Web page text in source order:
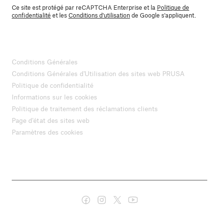
Ce site est protégé par reCAPTCHA Enterprise et la Politique de
confidentialité et lesConditions d'utilisationde Google s'appliquent.
Conditions Générales
Conditions Générales d'Utilisation des sites web PRUSA
Politique de confidentialité
Informations sur les cookies
Politique de traitement des réclamations clients
Page d'état des sites web
Paramètres des cookies